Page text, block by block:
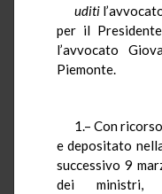
uditi
per il
l’avvocato
Piemonte.
1.– Con
e depositato
successivo 9
dei ministri,